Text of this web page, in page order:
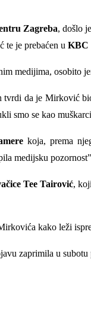
Zagreba, došlo
te je prebaćen u KBC
medijima, osobito
tvrdi da je Mirković
smo se kao
koja, prema
medijsku
Tee Tairović,
kako leži
zaprimila u